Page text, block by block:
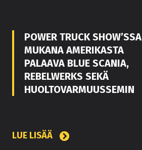
POWER TRUCK SHOW’SSA
MUKANA AMERIKASTA
PALAAVA BLUE SCANIA,
REBELWERKS SEKÄ
HUOLTOVARMUUSSEMIN
LUE LISÄÄ